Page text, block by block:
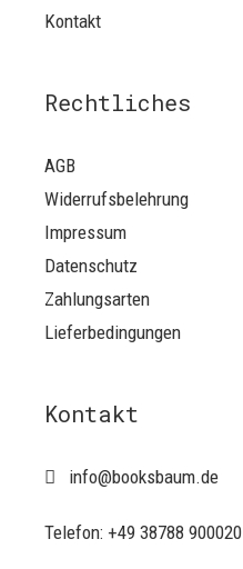
Kontakt
Rechtliches
AGB
Widerrufsbelehrung
Impressum
Datenschutz
Zahlungsarten
Lieferbedingungen
Kontakt
info@booksbaum.de
Telefon: +49 38788 900020